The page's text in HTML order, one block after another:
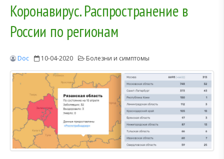
Коронавирус. Распространение в
России по регионам
Doc 10-04-2020 Болезни и симптомы